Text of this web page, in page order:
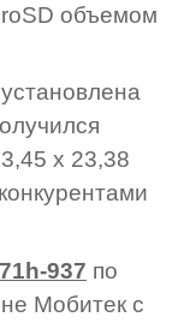
объемом
x 23,38
937 по
Мобитек с